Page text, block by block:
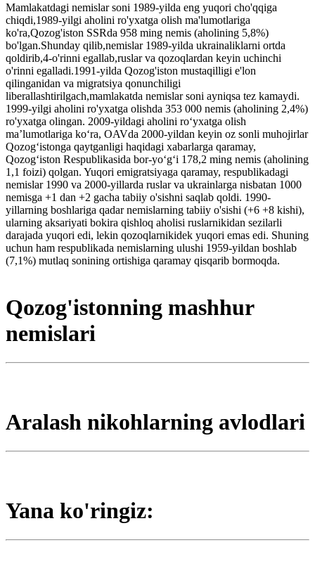
Mamlakatdagi nemislar soni 1989-yilda eng yuqori cho'qqiga
chiqdi,1989-yilgi aholini ro'yxatga olish ma'lumotlariga
ko'ra,Qozog'iston SSRda 958 ming nemis (aholining 5,8%)
bo'lgan.Shunday qilib,nemislar 1989-yilda ukrainaliklarni ortda
qoldirib,4-o'rinni egallab,ruslar va qozoqlardan keyin uchinchi
o'rinni egalladi.1991-yilda Qozog'iston mustaqilligi e'lon
qilinganidan va migratsiya qonunchiligi
liberallashtirilgach,mamlakatda nemislar soni ayniqsa tez kamaydi.
1999-yilgi aholini ro'yxatga olishda 353 000 nemis (aholining 2,4%)
ro'yxatga olingan. 2009-yildagi aholini roʻyxatga olish
maʼlumotlariga koʻra, OAVda 2000-yildan keyin oz sonli muhojirlar
Qozogʻistonga qaytganligi haqidagi xabarlarga qaramay,
Qozogʻiston Respublikasida bor-yoʻgʻi 178,2 ming nemis (aholining
1,1 foizi) qolgan. Yuqori emigratsiyaga qaramay, respublikadagi
nemislar 1990 va 2000-yillarda ruslar va ukrainlarga nisbatan 1000
nemisga +1 dan +2 gacha tabiiy o'sishni saqlab qoldi. 1990-
yillarning boshlariga qadar nemislarning tabiiy o'sishi (+6 +8 kishi),
ularning aksariyati bokira qishloq aholisi ruslarnikidan sezilarli
darajada yuqori edi, lekin qozoqlarnikidek yuqori emas edi. Shuning
uchun ham respublikada nemislarning ulushi 1959-yildan boshlab
(7,1%) mutlaq sonining ortishiga qaramay qisqarib bormoqda.
Qozog'istonning mashhur
nemislari
Aralash nikohlarning avlodlari
Yana ko'ringiz: